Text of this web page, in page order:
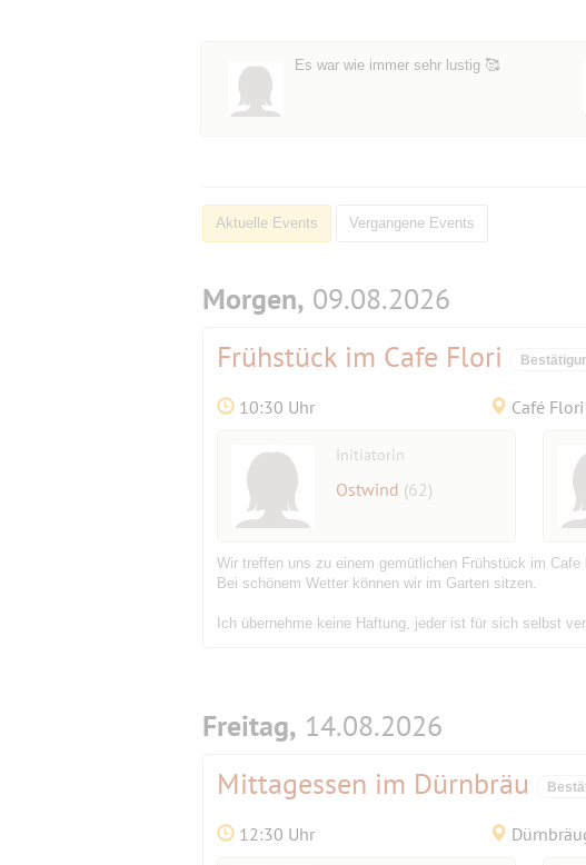
Es war wie immer sehr lustig 🥰
Aktuelle Events Vergangene Events
Morgen, 09.08.2026
Frühstück im Cafe Flori
10:30 Uhr Café
Initiatorin
Ostwind (62)
Wir treffen uns zu einem gemütlichen Frühstück im Cafe
Bei schönem Wetter können wir im Garten sitzen.
Ich übernehme keine Haftung, jeder ist für sich selbst
Freitag, 14.08.2026
Mittagessen im Dürnbräu
12:30 Uhr